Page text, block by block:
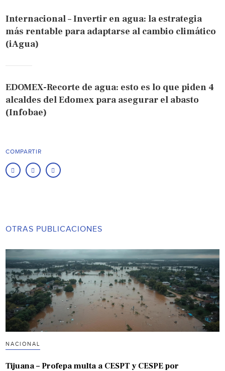
Internacional – Invertir en agua: la estrategia
más rentable para adaptarse al cambio climático
(iAgua)
EDOMEX-Recorte de agua: esto es lo que piden 4
alcaldes del Edomex para asegurar el abasto
(Infobae)
COMPARTIR
OTRAS PUBLICACIONES
NACIONAL
Tijuana – Profepa multa a CESPT y CESPE por